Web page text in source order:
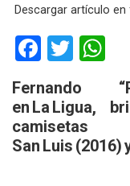
Descargar artículo
F
ce
b
o
T
tt
er
at
A
Fernando
en La Ligua,
San Luis (2016)